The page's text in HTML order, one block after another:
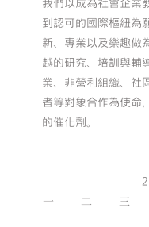
我們以成為社會企業
到認可的國際樞紐為
新、專業以及樂趣做
越的研究、培訓與輔
業、非營利組織、社
者等對象合作為使命
的催化劑。
一 二 三